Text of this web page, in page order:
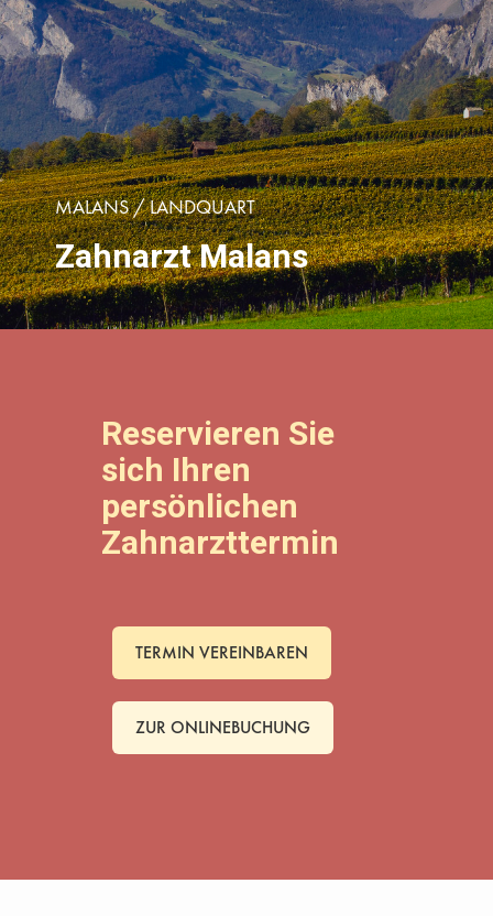
MALANS / LANDQUART
Zahnarzt Malans
Reservieren Sie
sich Ihren
persönlichen
Zahnarzttermin
TERMIN VEREINBAREN
ZUR ONLINEBUCHUNG